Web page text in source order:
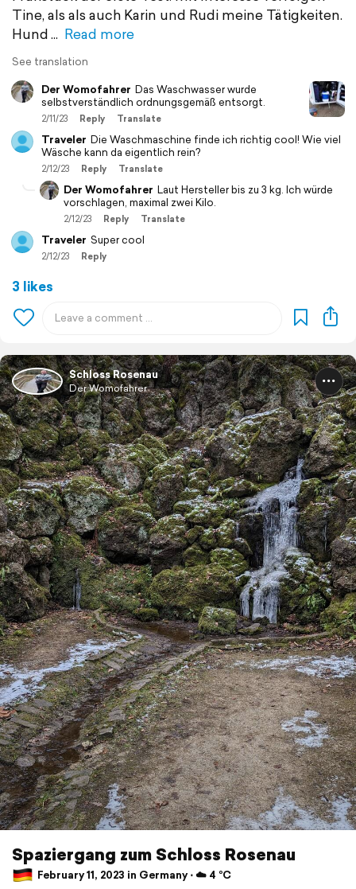
Tine, als als auch Karin und Rudi meine Tätigkeiten.
Hund
Read more
See translation
Der Womofahrer Das Waschwasser wurde
selbstverständlich ordnungsgemäß entsorgt.
2/11/23 Reply Translate
Traveler Die Waschmaschine finde ich richtig cool! Wie viel
Wäsche kann da eigentlich rein?
2/12/23 Reply Translate
Der Womofahrer Laut Hersteller bis zu 3 kg. Ich würde
vorschlagen, maximal zwei Kilo.
2/12/23 Reply Translate
Traveler Super cool
2/12/23 Reply
3 likes
Schloss Rosenau
Der Womofahrer
Spaziergang zum Schloss Rosenau
February 11, 2023 in Germany ⋅ ☁️ 4 °C